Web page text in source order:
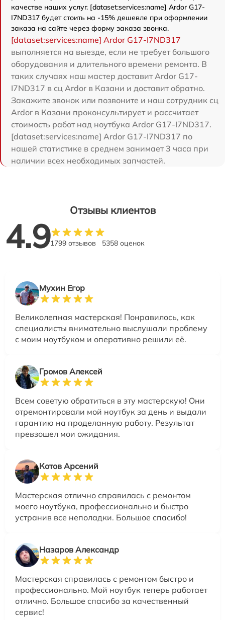
качестве наших услуг. [dataset:services:name] Ardor G17-
I7ND317 будет стоить на -15% дешевле при оформлении
заказа на сайте через форму заказа звонка.
[dataset:services:name] Ardor G17-I7ND317
выполняется на выезде, если не требует большого
оборудования и длительного времени ремонта. В
таких случаях наш мастер доставит Ardor G17-
I7ND317 в сц Ardor в Казани и доставит обратно.
Закажите звонок или позвоните и наш сотрудник сц
Ardor в Казани проконсультирует и рассчитает
стоимость работ над ноутбука Ardor G17-I7ND317.
[dataset:services:name] Ardor G17-I7ND317 по
нашей статистике в среднем занимает 3 часа при
наличии всех необходимых запчастей.
Отзывы клиентов
4.91799 отзывов 5358 оценок
Мухин Егор
Великолепная мастерская! Понравилось, как
специалисты внимательно выслушали проблему
с моим ноутбуком и оперативно решили её.
Громов Алексей
Всем советую обратиться в эту мастерскую! Они
отремонтировали мой ноутбук за день и выдали
гарантию на проделанную работу. Результат
превзошел мои ожидания.
Котов Арсений
Мастерская отлично справилась с ремонтом
моего ноутбука, профессионально и быстро
устранив все неполадки. Большое спасибо!
Назаров Александр
Мастерская справилась с ремонтом быстро и
профессионально. Мой ноутбук теперь работает
отлично. Большое спасибо за качественный
сервис!